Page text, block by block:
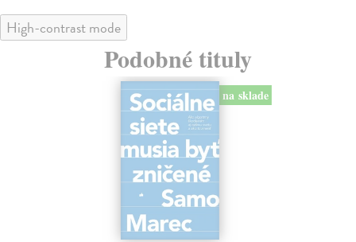
High-contrast mode
Podobné tituly
na sklade